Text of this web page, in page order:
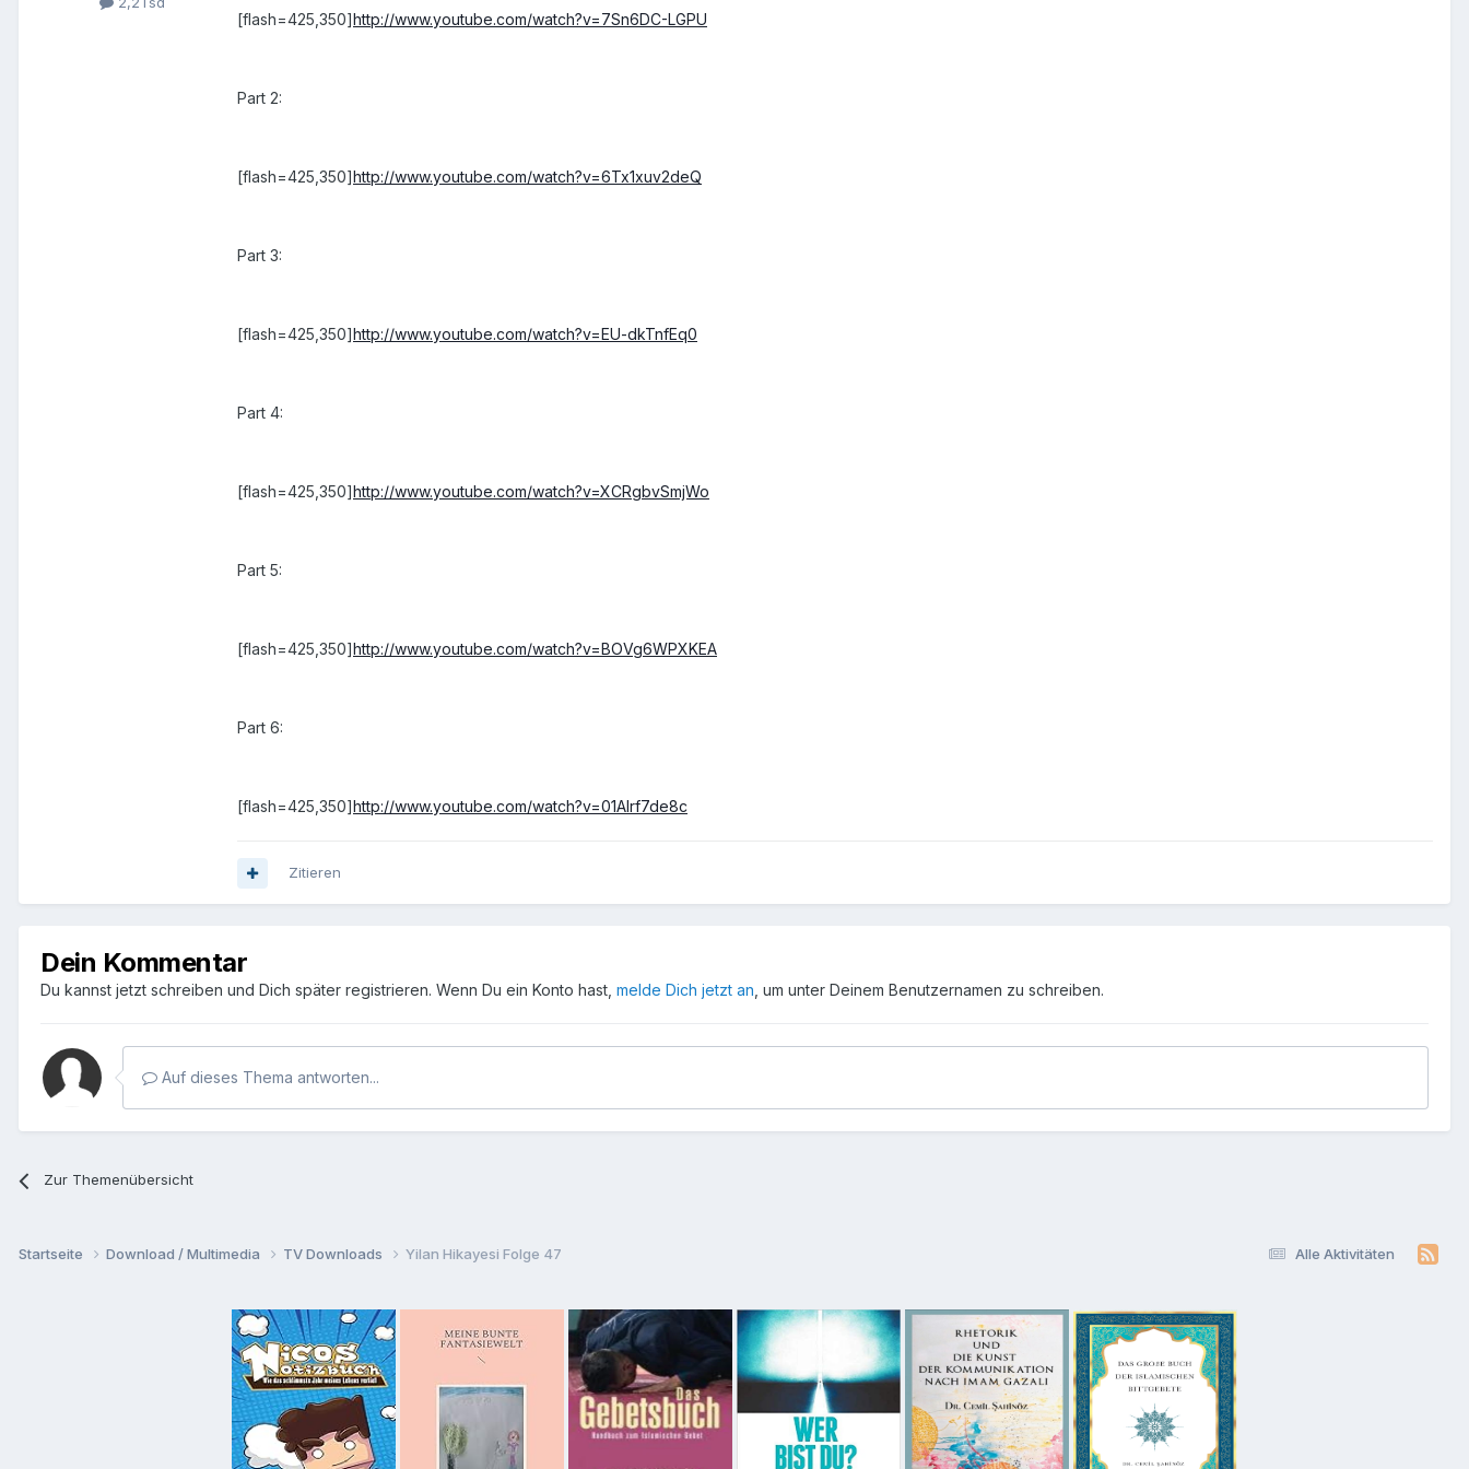
[flash=425,350]http://www.youtube.com/watch?v=7Sn6DC-LGPU
Part 2:
[flash=425,350]http://www.youtube.com/watch?v=6Tx1xuv2deQ
Part 3:
[flash=425,350]http://www.youtube.com/watch?v=EU-dkTnfEq0
Part 4:
[flash=425,350]http://www.youtube.com/watch?v=XCRgbvSmjWo
Part 5:
[flash=425,350]http://www.youtube.com/watch?v=BOVg6WPXKEA
Part 6:
[flash=425,350]http://www.youtube.com/watch?v=01AIrf7de8c
Zitieren
Dein Kommentar
Du kannst jetzt schreiben und Dich später registrieren. Wenn Du ein Konto hast, melde Dich jetzt an , um unter Deinem Benutzernamen zu schreiben.
Auf dieses Thema antworten...
Zur Themenübersicht
Alle Aktivitäten
Startseite Download / Multimedia TV Downloads Yilan Hikayesi Folge 47